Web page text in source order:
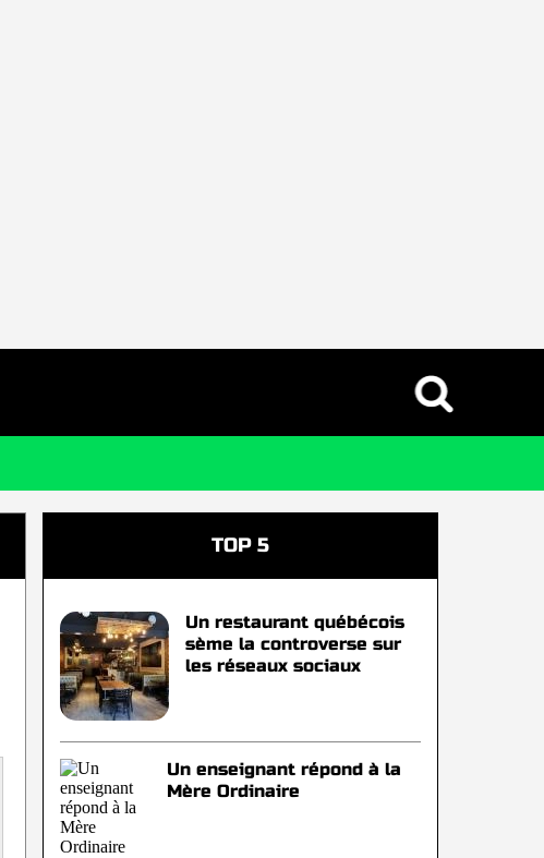
TOP 5
Un restaurant québécois
sème la controverse sur
les réseaux sociaux
Un enseignant répond à la
Mère Ordinaire